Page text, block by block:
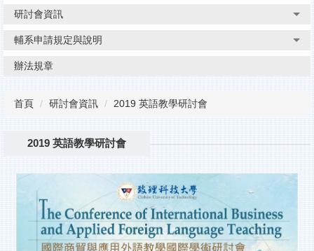
研討會資訊
輔系申請規定與說明
辦法規章
首頁 研討會資訊 2019 英語教學研討會
2019 英語教學研討會